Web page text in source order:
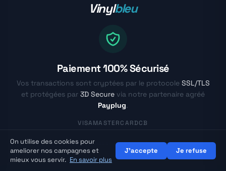
Vinylbleu
Paiement 100% Sécurisé
Vos transactions sont cryptées par le protocole SSL/TLS
et protégées par 3D Secure via notre partenaire agréé
Payplug.
VISAMASTERCARDCB
© Vinylbleu.fr - La passion du vinyle depuis 2017
On utilise des cookies pour
ameliorer nos campagnes et
mieux vous servir. En savoir plus
J'accepte Je refuse